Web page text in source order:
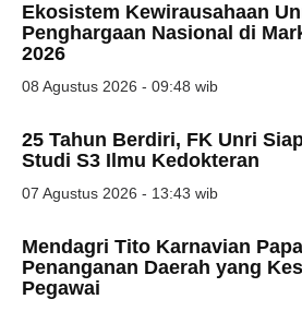
Ekosistem Kewirausahaan
Penghargaan Nasional di
2026
08 Agustus 2026 - 09:48 wib
25 Tahun Berdiri, FK Unri
Studi S3 Ilmu Kedokteran
07 Agustus 2026 - 13:43 wib
Mendagri Tito Karnavian
Penanganan Daerah yang
Pegawai